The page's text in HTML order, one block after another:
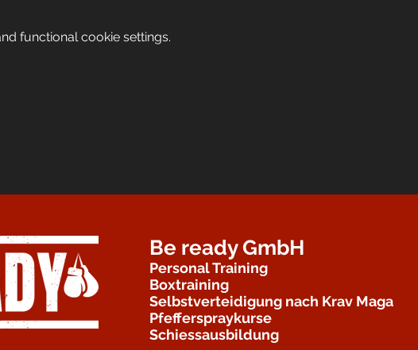
functional cookie settings.
Be ready GmbH
Personal Training
Boxtraining
Selbstverteidigung nach Krav Maga
Pfefferspraykurse
Schiessausbildung